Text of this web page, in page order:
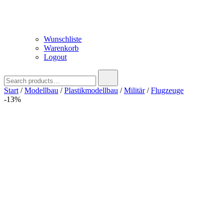
Wunschliste
Warenkorb
Logout
for:
Start /Modellbau /Plastikmodellbau /Militär/Flugzeuge
-13%